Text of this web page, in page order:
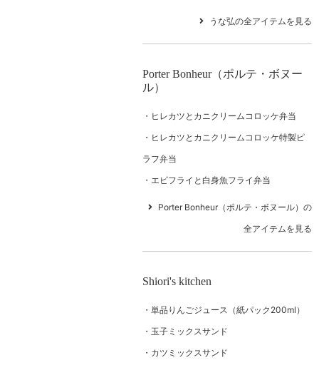
うな弘の全アイテムを見る
Porter Bonheur（ポルテ・ボヌー
ル）
ヒレカツとカニクリームコロッケ弁当
ヒレカツとカニクリームコロッケ特製ピ
ラフ弁当
エビフライと白身魚フライ弁当
Porter Bonheur（ポルテ・ボヌール）の
全アイテムを見る
Shiori's kitchen
単品りんごジュース（紙パック200ml）
玉子ミックスサンド
カツミックスサンド